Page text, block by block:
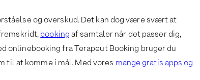
og overskud. Det kan dog være svært at
bookingaf samtaler når det passer dig,
onlinebooking fra Terapeut Booking bruger du
til at komme i mål. Med voresmange gratis apps og